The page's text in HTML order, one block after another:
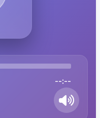
--:--